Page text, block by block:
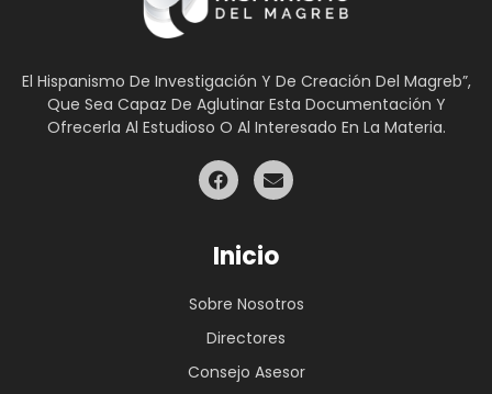
El Hispanismo De Investigación Y De Creación Del Magreb”,
Que Sea Capaz De Aglutinar Esta Documentación Y
Ofrecerla Al Estudioso O Al Interesado En La Materia.
Inicio
Sobre Nosotros
Directores
Consejo Asesor